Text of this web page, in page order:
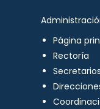
Página
Rectoría
Secretarios